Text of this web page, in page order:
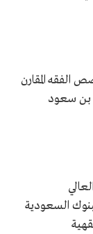
الفقه المقارن
بن سعود
السعودية